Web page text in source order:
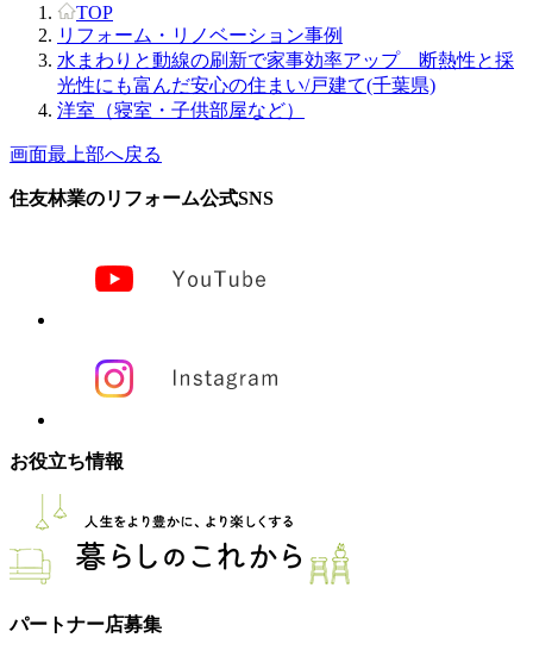
TOP
リフォーム・リノベーション事例
水まわりと動線の刷新で家事効率アップ 断熱性と採
光性にも富んだ安心の住まい/戸建て(千葉県)
洋室（寝室・子供部屋など）
画面最上部へ戻る
住友林業のリフォーム公式SNS
お役立ち情報
パートナー店募集